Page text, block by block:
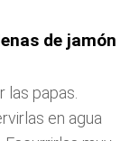
de jamón
las papas.
en agua